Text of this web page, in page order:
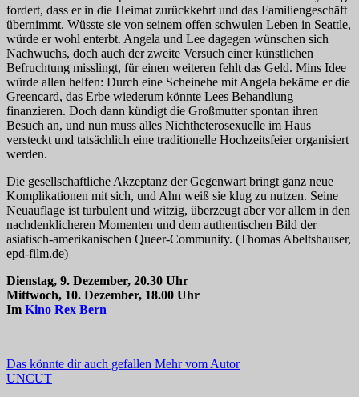
fordert, dass er in die Heimat zurückkehrt und das Familiengeschäft
übernimmt. Wüsste sie von seinem offen schwulen Leben in Seattle,
würde er wohl enterbt. Angela und Lee dagegen wünschen sich
Nachwuchs, doch auch der zweite Versuch einer künstlichen
Befruchtung misslingt, für einen weiteren fehlt das Geld. Mins Idee
würde allen helfen: Durch eine Scheinehe mit Angela bekäme er die
Greencard, das Erbe wiederum könnte Lees Behandlung
finanzieren. Doch dann kündigt die Großmutter spontan ihren
Besuch an, und nun muss alles Nichtheterosexuelle im Haus
versteckt und tatsächlich eine traditionelle Hochzeitsfeier organisiert
werden.
Die gesellschaftliche Akzeptanz der Gegenwart bringt ganz neue
Komplikationen mit sich, und Ahn weiß sie klug zu nutzen. Seine
Neuauflage ist turbulent und witzig, überzeugt aber vor allem in den
nachdenklicheren Momenten und dem authentischen Bild der
asiatisch-amerikanischen Queer-Community. (Thomas Abeltshauser,
epd-film.de)
Dienstag, 9. Dezember, 20.30 Uhr
Mittwoch, 10. Dezember, 18.00 Uhr
Im Kino Rex Bern
Das könnte dir auch gefallen Mehr vom Autor
UNCUT